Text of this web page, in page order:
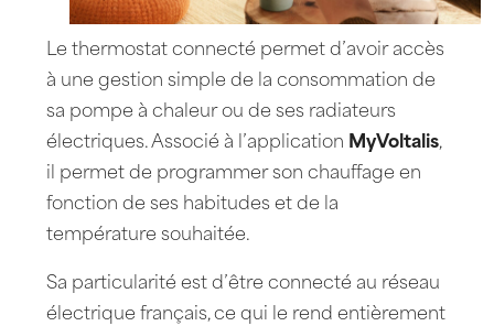
Le thermostat connecté permet d’avoir accès
à une gestion simple de la consommation de
sa pompe à chaleur ou de ses radiateurs
électriques. Associé à l’application MyVoltalis,
il permet de programmer son chauffage en
fonction de ses habitudes et de la
température souhaitée.
Sa particularité est d’être connecté au réseau
électrique français, ce qui le rend entièrement